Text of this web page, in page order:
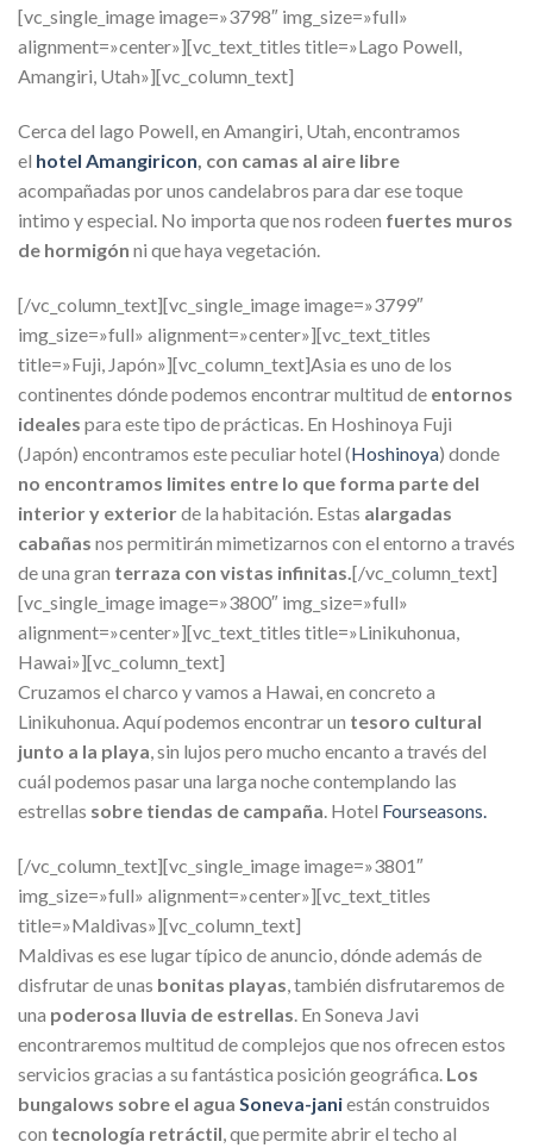
[vc_single_image image=»3798″ img_size=»full»
alignment=»center»][vc_text_titles title=»Lago Powell,
Amangiri, Utah»][vc_column_text]
Cerca del lago Powell, en Amangiri, Utah, encontramos
el hotel Amangiricon, con camas al aire libre
acompañadas por unos candelabros para dar ese toque
intimo y especial. No importa que nos rodeen fuertes muros
de hormigón ni que haya vegetación.
[/vc_column_text][vc_single_image image=»3799″
img_size=»full» alignment=»center»][vc_text_titles
title=»Fuji, Japón»][vc_column_text]Asia es uno de los
continentes dónde podemos encontrar multitud de entornos
ideales para este tipo de prácticas. En Hoshinoya Fuji
(Japón) encontramos este peculiar hotel (Hoshinoya) donde
no encontramos limites entre lo que forma parte del
interior y exteriorde la habitación. Estas alargadas
cabañas nos permitirán mimetizarnos con el entorno a través
de una gran terraza con vistas infinitas.[/vc_column_text]
[vc_single_image image=»3800″ img_size=»full»
alignment=»center»][vc_text_titles title=»Linikuhonua,
Hawai»][vc_column_text]
Cruzamos el charco y vamos a Hawai, en concreto a
Linikuhonua. Aquí podemos encontrar un tesoro cultural
junto a la playa, sin lujos pero mucho encanto a través del
cuál podemos pasar una larga noche contemplando las
estrellas sobre tiendas de campaña. Hotel Fourseasons.
[/vc_column_text][vc_single_image image=»3801″
img_size=»full» alignment=»center»][vc_text_titles
title=»Maldivas»][vc_column_text]
Maldivas es ese lugar típico de anuncio, dónde además de
disfrutar de unas bonitas playas , también disfrutaremos de
una poderosa lluvia de estrellas . En Soneva Javi
encontraremos multitud de complejos que nos ofrecen estos
servicios gracias a su fantástica posición geográfica. Los
bungalows sobre el agua Soneva-janiestán construidos
con tecnología retráctil , que permite abrir el techo al